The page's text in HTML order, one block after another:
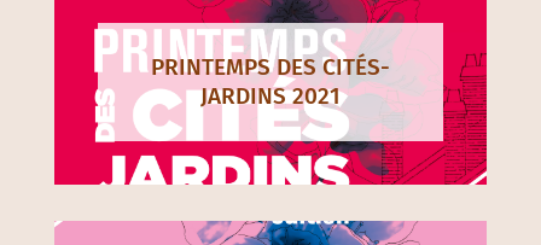
PRINTEMPS DES CITÉS-
JARDINS 2021